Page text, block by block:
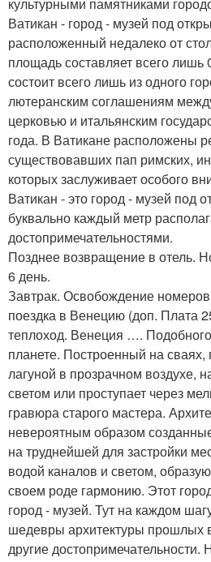
Ватикан - город - музей под
расположенный недалеко от
площадь составляет всего лишь
состоит всего лишь из одного
лютеранским соглашениям
церковью и итальянским
года. В Ватикане расположены
существовавших пап римских,
которых заслуживает особого
Ватикан - это город - музей под
буквально каждый метр
достопримечательностями.
Позднее возвращение в отель.
6 день.
Завтрак. Освобождение
поездка в Венецию (доп. Плата
теплоход. Венеция ….
планете. Построенный на сваях,
лагуной в прозрачном воздухе,
светом или проступает через
гравюра старого мастера.
невероятным образом
на труднейшей для застройки
водой каналов и светом,
своем роде гармонию. Этот
город - музей. Тут на каждом
шедевры архитектуры прошлых
другие